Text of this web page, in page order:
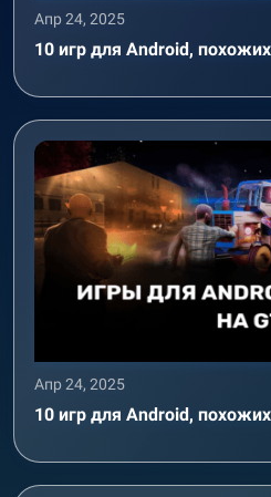
Апр 24, 2025
10 игр для Android,
Апр 24, 2025
10 игр для Android,